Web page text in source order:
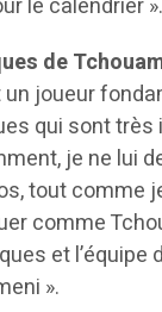
de
joueur
qui sont très
je ne lui
tout comme
comme
et l’équipe
».